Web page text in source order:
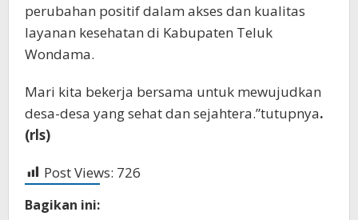
perubahan positif dalam akses dan kualitas
layanan kesehatan di Kabupaten Teluk
Wondama.
Mari kita bekerja bersama untuk mewujudkan
desa-desa yang sehat dan sejahtera.”tutupnya.
(rls)
Post Views: 726
Bagikan ini: